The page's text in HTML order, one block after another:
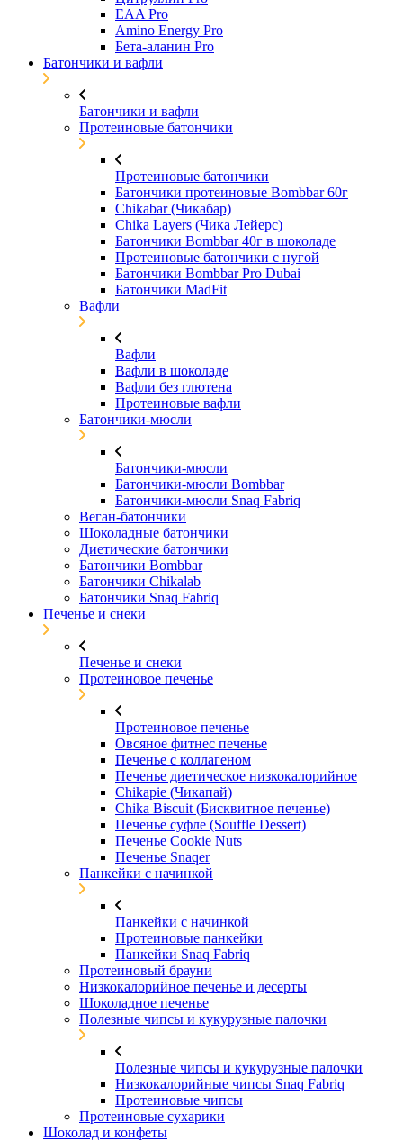
EAA Pro
Amino Energy Pro
Бета-аланин Pro
Батончики и вафли
Батончики и вафли
Протеиновые батончики
Протеиновые батончики
Батончики протеиновые Bombbar 60г
Chikabar (Чикабар)
Chika Layers (Чика Лейерс)
Батончики Bombbar 40г в шоколаде
Протеиновые батончики с нугой
Батончики Bombbar Pro Dubai
Батончики MadFit
Вафли
Вафли
Вафли в шоколаде
Вафли без глютена
Протеиновые вафли
Батончики-мюсли
Батончики-мюсли
Батончики-мюсли Bombbar
Батончики-мюсли Snaq Fabriq
Веган-батончики
Шоколадные батончики
Диетические батончики
Батончики Bombbar
Батончики Chikalab
Батончики Snaq Fabriq
Печенье и снеки
Печенье и снеки
Протеиновое печенье
Протеиновое печенье
Овсяное фитнес печенье
Печенье с коллагеном
Печенье диетическое низкокалорийное
Chikapie (Чикапай)
Chika Biscuit (Бисквитное печенье)
Печенье суфле (Souffle Dessert)
Печенье Cookie Nuts
Печенье Snaqer
Панкейки с начинкой
Панкейки с начинкой
Протеиновые панкейки
Панкейки Snaq Fabriq
Протеиновый брауни
Низкокалорийное печенье и десерты
Шоколадное печенье
Полезные чипсы и кукурузные палочки
Полезные чипсы и кукурузные палочки
Низкокалорийные чипсы Snaq Fabriq
Протеиновые чипсы
Протеиновые сухарики
Шоколад и конфеты